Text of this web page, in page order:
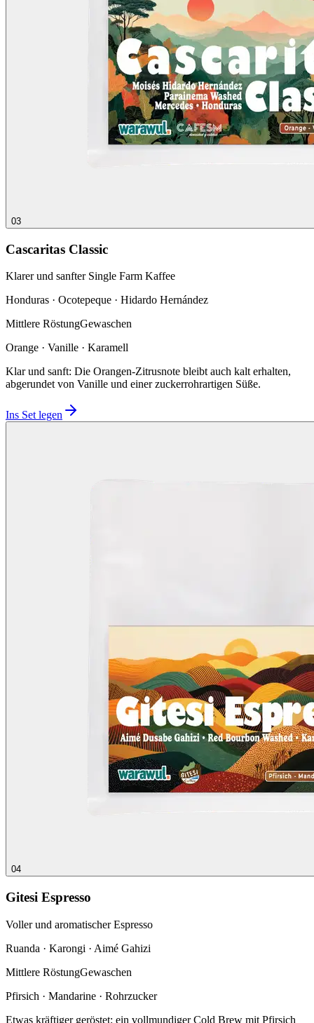
03
Cascaritas Classic
Klarer und sanfter Single Farm Kaffee
Honduras · Ocotepeque · Hidardo Hernández
Mittlere RöstungGewaschen
Orange · Vanille · Karamell
Klar und sanft: Die Orangen-Zitrusnote bleibt auch kalt erhalten,
abgerundet von Vanille und einer zuckerrohrartigen Süße.
Ins Set legen
04
Gitesi Espresso
Voller und aromatischer Espresso
Ruanda · Karongi · Aimé Gahizi
Mittlere RöstungGewaschen
Pfirsich · Mandarine · Rohrzucker
Etwas kräftiger geröstet: ein vollmundiger Cold Brew mit Pfirsich